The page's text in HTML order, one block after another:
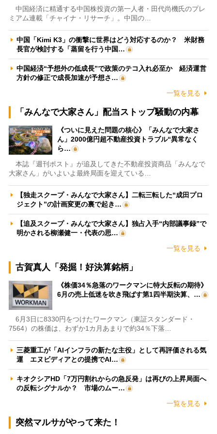
中国経済に精通する中国株投資の第一人者・田代尚機氏のプレ
ミアム連載「チャイナ・リサーチ」。中国の…
中国「Kimi K3」の衝撃に世界はどう対応するのか？ 米財務
長官が検討する「蒸留を行う中国…
中国経済“予想外の低成長”で政策のテコ入れ必至か 経済運営
方針の修正で成長加速が予想さ…
一覧を見る
「みんなで大家さん」配当ストップ騒動の内幕
《ついに見えた問題の核心》「みんなで大家さ
ん」2000億円超不動産投資トラブル“異常なく
ら…
本誌『週刊ポスト』が追及してきた不動産投資商品「みんなで
大家さん」がいよいよ最終局面を迎えている…
【独走スクープ・みんなで大家さん】二転三転した“成田プロ
ジェクト”の計画変更の裏で起き…
【追及スクープ・みんなで大家さん】独占入手“内部議事録”で
明かされる柳瀬健一・代表の思…
一覧を見る
古賀真人「発掘！好決算銘柄」
《株価34％急落のワークマンに特大反転の期待》
6月の売上低迷を吹き飛ばす第1四半期決算、…
6月3日に8330円をつけたワークマン（東証スタンダード・
7564）の株価は、わずか1カ月あまりで約34％下落…
三菱重工が「AIインフラの新たな主役」として再評価される気
運 エヌビディアとの提携でAI…
キオクシアHD「7万円割れからの急反発」は再びの上昇局面へ
の反転シグナルか？ 市場のムー…
一覧を見る
突然マルサがやって来た！